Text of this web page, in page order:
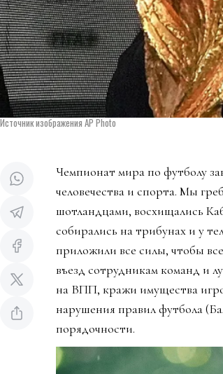
Источник изображения AP Photo
Чемпионат мира по футболу
человечества и спорта. Мы
шотландцами, восхищались
собирались на трибунах и у
приложили все силы, чтобы
въезд сотрудникам команд и
на ВПП, кражи имущества
нарушения правил футбола
порядочности.